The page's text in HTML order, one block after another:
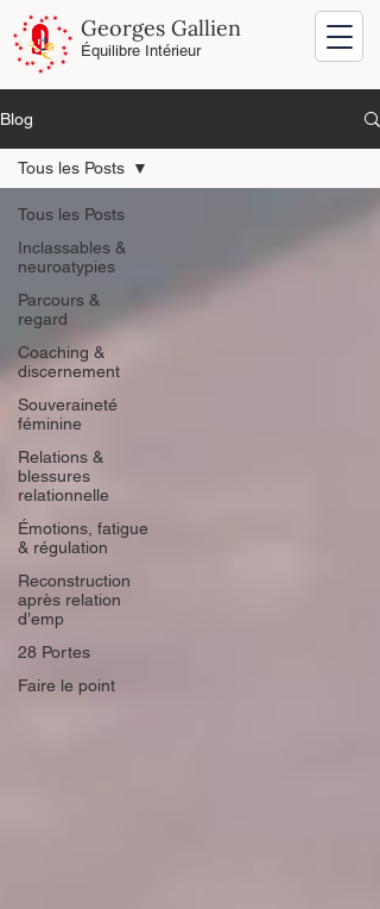
Georges Gallien
Équilibre Intérieur
Blog
Tous les Posts
Inclassables &
neuroatypies
Parcours &
regard
Coaching &
discernement
Souveraineté
féminine
Relations &
blessures
relationnelle
Émotions, fatigue
& régulation
Reconstruction
après relation
d’emp
28 Portes
Faire le point
Tous les Posts